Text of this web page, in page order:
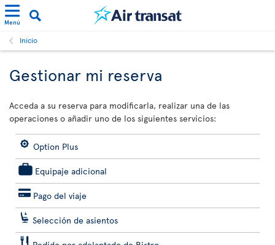
Menú
Inicio
Gestionar mi reserva
Acceda a su reserva para modificarla, realizar una de las
operaciones o añadir uno de los siguientes servicios:
Option Plus
Equipaje adicional
Pago del viaje
Selección de asientos